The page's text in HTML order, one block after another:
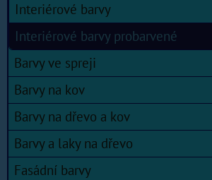
Interiérové barvy
Interiérové barvy probarvené
Barvy ve spreji
Barvy na kov
Barvy na dřevo a kov
Barvy a laky na dřevo
Fasádní barvy